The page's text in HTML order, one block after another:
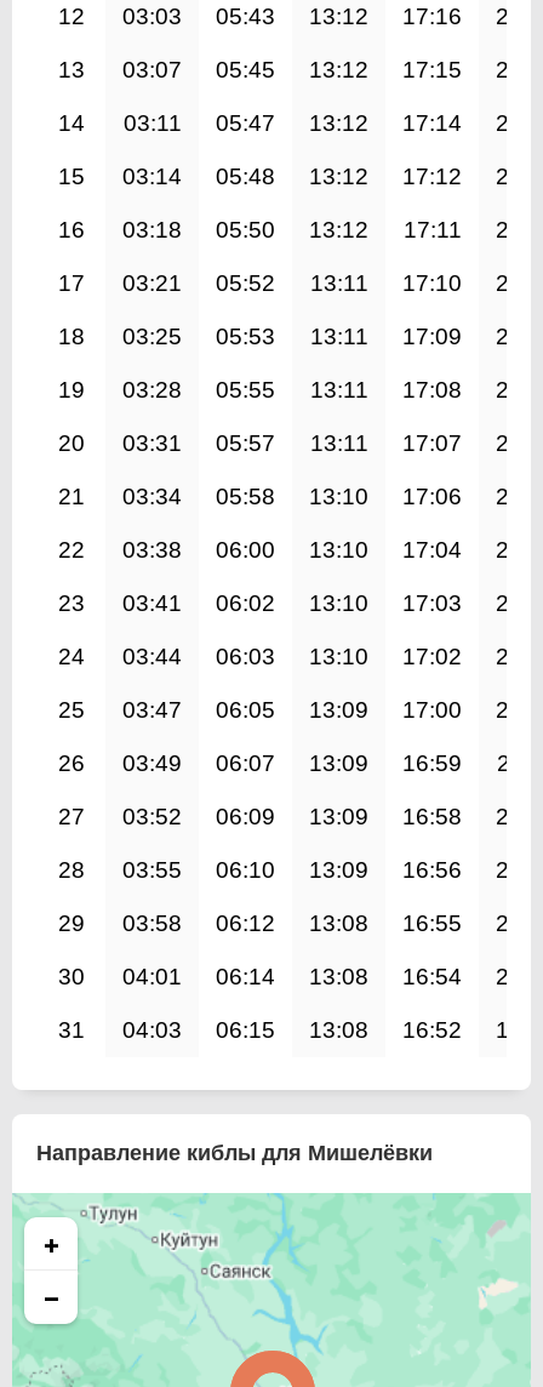
12 03:03 05:43 13:12 17:16
13 03:07 05:45 13:12 17:15
14 03:11 05:47 13:12 17:14
15 03:14 05:48 13:12 17:12
16 03:18 05:50 13:12 17:11
17 03:21 05:52 13:11 17:10
18 03:25 05:53 13:11 17:09
19 03:28 05:55 13:11 17:08
20 03:31 05:57 13:11 17:07
21 03:34 05:58 13:10 17:06
22 03:38 06:00 13:10 17:04
23 03:41 06:02 13:10 17:03
24 03:44 06:03 13:10 17:02
25 03:47 06:05 13:09 17:00
26 03:49 06:07 13:09 16:59
27 03:52 06:09 13:09 16:58
28 03:55 06:10 13:09 16:56
29 03:58 06:12 13:08 16:55
30 04:01 06:14 13:08 16:54
31 04:03 06:15 13:08 16:52
Направление киблы для Мишелёвки
+
−